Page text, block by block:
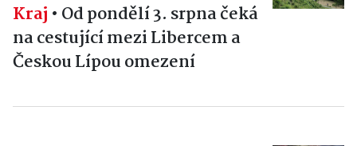
Kraj • Od pondělí 3. srpna čeká
na cestující mezi Libercem a
Českou Lípou omezení